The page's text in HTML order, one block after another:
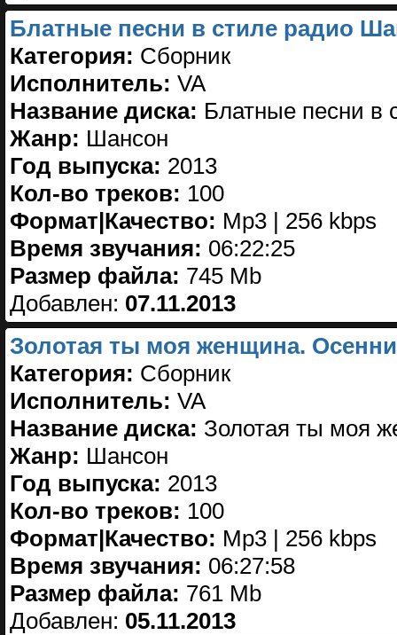
Блатные песни в стиле радио
Категория: Сборник
Исполнитель: VA
Название диска: Блатные песни в
Жанр: Шансон
Год выпуска: 2013
Кол-во треков: 100
Формат|Качество: Mp3 | 256 kbps
Время звучания: 06:22:25
Размер файла: 745 Mb
Добавлен: 07.11.2013
Золотая ты моя женщина.
Категория: Сборник
Исполнитель: VA
Название диска: Золотая ты моя
Жанр: Шансон
Год выпуска: 2013
Кол-во треков: 100
Формат|Качество: Mp3 | 256 kbps
Время звучания: 06:27:58
Размер файла: 761 Mb
Добавлен: 05.11.2013